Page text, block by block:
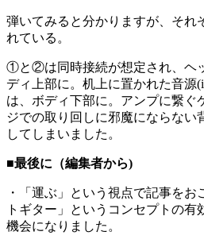
弾いてみると分かりますが、それ
れている。
①と②は同時接続が想定され、ヘ
ディ上部に。机上に置かれた音源
は、ボディ下部に。アンプに繋
ジでの取り回しに邪魔にならない
してしまいました。
■最後に（編集者から)
・「運ぶ」という視点で記事を
トギター」というコンセプトの有
機会になりました。